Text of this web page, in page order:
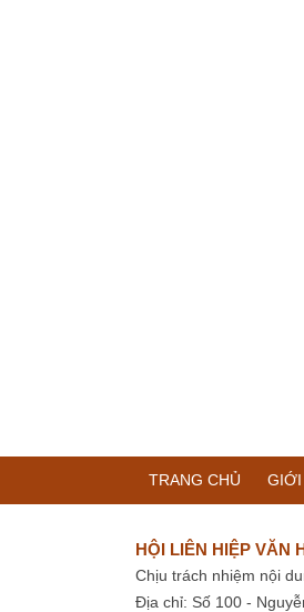
TRANG CHỦ GIỚI
HỘI LIÊN HIỆP VĂN
Chịu trách nhiệm nội
Địa chỉ: Số 100 -